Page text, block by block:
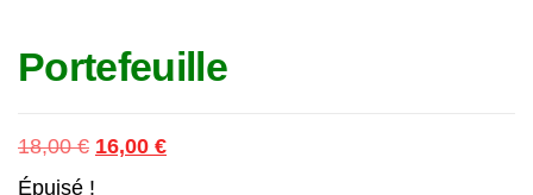
Portefeuille
18,00€ Le prix initial était : 18,00 €.
16,00 €Le prix actuel est : 16,00 €.
Épuisé !